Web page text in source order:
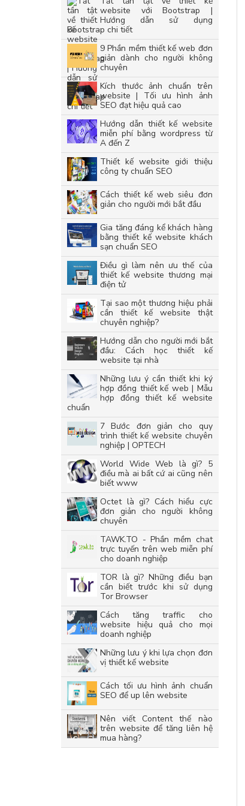
website với Bootstrap |
Hướng dẫn sử dụng
Bootstrap chi tiết
9 Phần mềm thiết kế web đơn
giản dành cho người không
chuyên
Kích thước ảnh chuẩn trên
website | Tối ưu hình ảnh
SEO đạt hiệu quả cao
Hướng dẫn thiết kế website
miễn phí bằng wordpress từ
A đến Z
Thiết kế website giới thiệu
công ty chuẩn SEO
Cách thiết kế web siêu đơn
giản cho người mới bắt đầu
Gia tăng đáng kể khách hàng
bằng thiết kế website khách
sạn chuẩn SEO
Điều gì làm nên ưu thế của
thiết kế website thương mại
điện tử
Tại sao một thương hiệu phải
cần thiết kế website thật
chuyên nghiệp?
Hướng dẫn cho người mới bắt
đầu: Cách học thiết kế
website tại nhà
Những lưu ý cần thiết khi ký
hợp đồng thiết kế web | Mẫu
hợp đồng thiết kế website
chuẩn
7 Bước đơn giản cho quy
trình thiết kế website chuyên
nghiệp | OPTECH
World Wide Web là gì? 5
điều mà ai bất cứ ai cũng nên
biết www
Octet là gì? Cách hiểu cực
đơn giản cho người không
chuyên
TAWK.TO - Phần mềm chat
trực tuyến trên web miễn phí
cho doanh nghiệp
TOR là gì? Những điều bạn
cần biết trước khi sử dụng
Tor Browser
Cách tăng traffic cho
website hiệu quả cho mọi
doanh nghiệp
Những lưu ý khi lựa chọn đơn
vị thiết kế website
Cách tối ưu hình ảnh chuẩn
SEO để up lên website
Nên viết Content thế nào
trên website để tăng liên hệ
mua hàng?